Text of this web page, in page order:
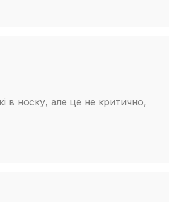
в носку, але це не критично,